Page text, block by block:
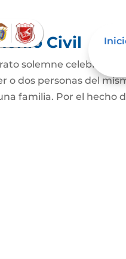
Civil
solemne celebrado
o dos personas del
familia. Por el hecho